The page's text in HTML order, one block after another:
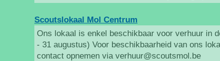
Scoutslokaal Mol Centrum
Ons lokaal is enkel beschikbaar voor verhuur in
- 31 augustus) Voor beschikbaarheid van ons
contact opnemen via verhuur@scoutsmol.be